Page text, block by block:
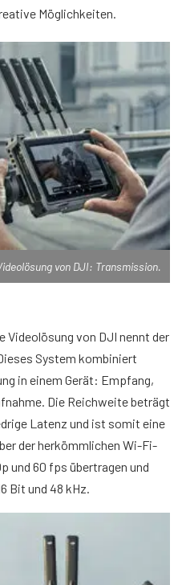
Möglichkeiten.
von DJI: Transmission.
Videolösung von DJI nennt der
System kombiniert
in einem Gerät: Empfang,
Die Reichweite beträgt
Latenz und ist somit eine
der herkömmlichen Wi-Fi-
und 60 fps übertragen und
Bit und 48 kHz.